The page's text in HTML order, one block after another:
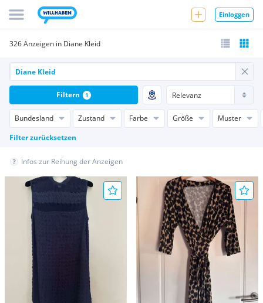
Einloggen
326 Anzeigen in Diane Kleid
Bundesland Zustand Farbe Größe
Muster
Filter zurücksetzen
Filtern 1
Infos zur Reihung der Anzeigen